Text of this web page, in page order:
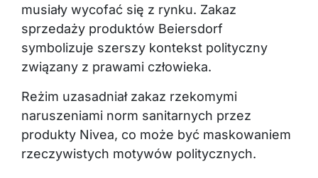
musiały wycofać się z rynku. Zakaz
sprzedaży produktów Beiersdorf
symbolizuje szerszy kontekst polityczny
związany z prawami człowieka.
Reżim uzasadniał zakaz rzekomymi
naruszeniami norm sanitarnych przez
produkty Nivea, co może być maskowaniem
rzeczywistych motywów politycznych.